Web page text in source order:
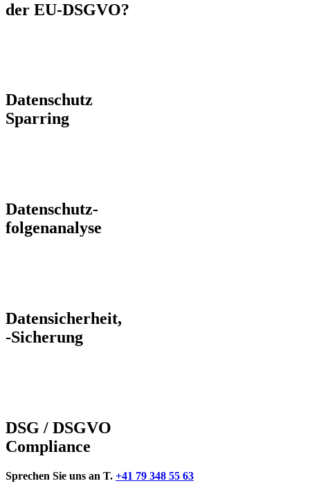
der EU-DSGVO?
Datenschutz
Sparring
Datenschutz-
folgenanalyse
Datensicherheit,
-Sicherung
DSG / DSGVO
Compliance
Sprechen Sie uns an T. +41 79 348 55 63